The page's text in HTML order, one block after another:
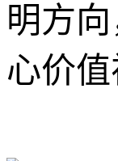
明方
心价值